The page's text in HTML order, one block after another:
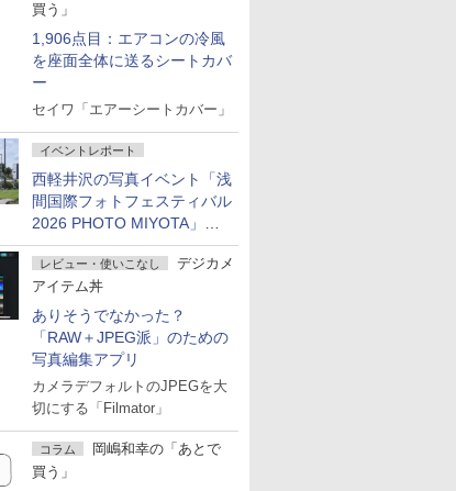
買う」
1,906点目：エアコンの冷風
を座面全体に送るシートカバ
ー
セイワ「エアーシートカバー」
イベントレポート
西軽井沢の写真イベント「浅
間国際フォトフェスティバル
2026 PHOTO MIYOTA」が
開幕
レビュー・使いこなし
デジカメ
アイテム丼
ありそうでなかった？
「RAW＋JPEG派」のための
写真編集アプリ
カメラデフォルトのJPEGを大
切にする「Filmator」
コラム
岡嶋和幸の「あとで
買う」